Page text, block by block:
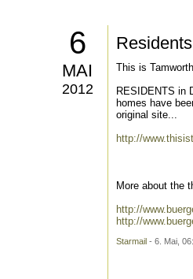
6
MAI
2012
This is Tamworth
RESIDENTS in
homes have
original site...
http://
More about the
http://
http://
Starmail - 6. Mai,